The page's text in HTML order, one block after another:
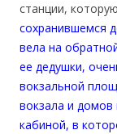
станции,
сохранившемся
вела на
ее дедушки,
вокзальной
вокзала и
кабиной, в